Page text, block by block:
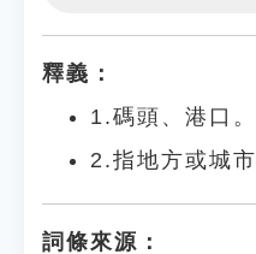
釋義：
1.碼頭、港口
2.指地方或城
詞條來源：